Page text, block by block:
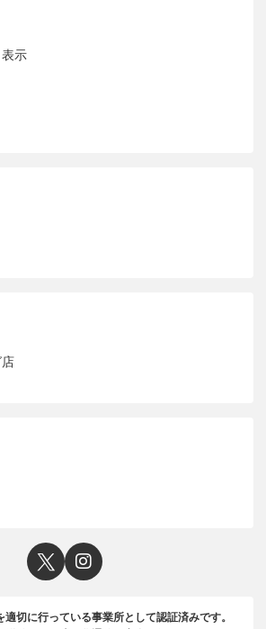
示
切に行っている事業所として認証済みです。